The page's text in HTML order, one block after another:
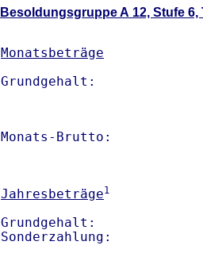
Besoldungsgruppe A 12, Stufe 6,
Monatsbeträge
Monats-
Jahresbeträge1
Grundgehalt: